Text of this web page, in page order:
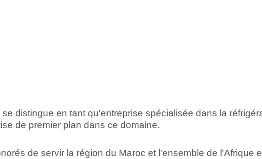
distingue en tant qu'entreprise spécialisée dans la
de premier plan dans ce domaine.
de servir la région du Maroc et l'ensemble de l'Afrique